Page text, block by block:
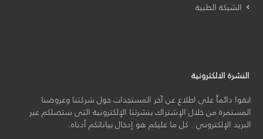
الشبكة الطبية
النشرة الالكترونية
ابقوا دائماً على اطلاع عن آخر المستجدات حول شركتنا وعروضنا
المستمرة من خلال الإشتراك بنشرتنا الإلكترونية التى ستصلكم عبر
البريد الإلكتروني . كل ما عليكم هو إدخال بياناتكم أدناه.